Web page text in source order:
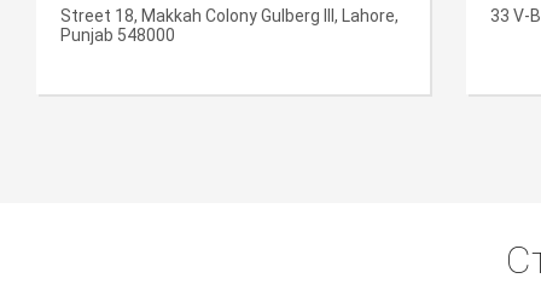
Street 18, Makkah Colony Gulberg III, Lahore,
Punjab 548000
33 V-